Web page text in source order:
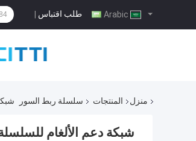
طلب اقتباس |
منزل المنتجات سلسلة ربط السور
شبكة دعم الألغام